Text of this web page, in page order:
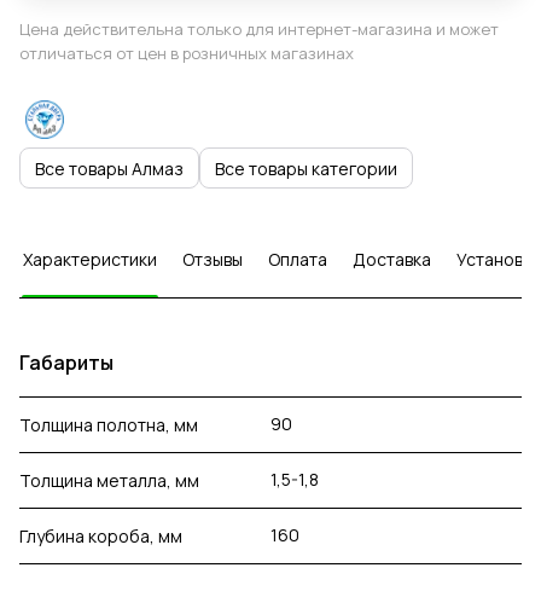
Цена действительна только для интернет-магазина и может
отличаться от цен в розничных магазинах
Все товары Алмаз Все товары категории
Характеристики Отзывы Оплата Доставка Установка
Габариты
Толщина полотна, мм 90
Толщина металла, мм 1,5-1,8
Глубина короба, мм 160